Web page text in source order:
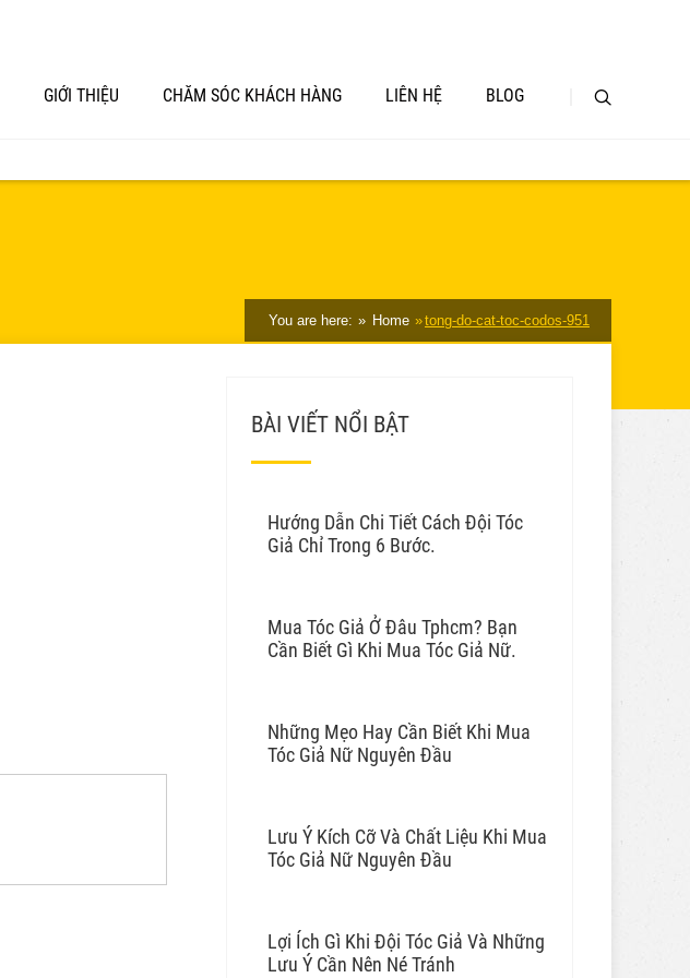
GIỚI THIỆU CHĂM SÓC KHÁCH HÀNG LIÊN HỆ BLOG
You are here: Home tong-do-cat-toc-codos-951
BÀI VIẾT NỔI BẬT
Hướng Dẫn Chi Tiết Cách Đội Tóc
Giả Chỉ Trong 6 Bước.
Mua Tóc Giả Ở Đâu Tphcm? Bạn
Cần Biết Gì Khi Mua Tóc Giả Nữ.
Những Mẹo Hay Cần Biết Khi Mua
Tóc Giả Nữ Nguyên Đầu
Lưu Ý Kích Cỡ Và Chất Liệu Khi Mua
Tóc Giả Nữ Nguyên Đầu
Lợi Ích Gì Khi Đội Tóc Giả Và Những
Lưu Ý Cần Nên Né Tránh